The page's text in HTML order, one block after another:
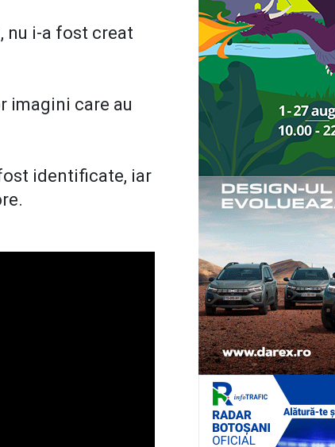
nu i-a fost creat
imagini care au
identificate, iar